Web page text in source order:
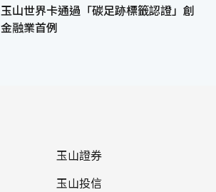
玉山世界卡通過「碳足跡標籤認證」創
金融業首例
玉山證券
玉山投信